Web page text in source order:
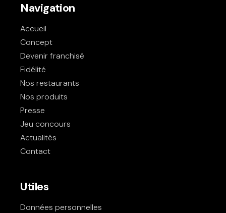
Navigation
Accueil
Concept
Devenir franchisé
Fidélité
Nos restaurants
Nos produits
Presse
Jeu concours
Actualités
Contact
Utiles
Données personnelles